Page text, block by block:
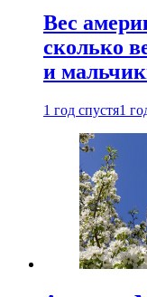
Вес
сколько
и
1 год спустя1